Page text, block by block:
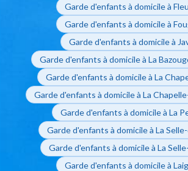
Garde d'enfants à domicile à
Garde d'enfants à domicile à
Garde d'enfants à domicile à
Garde d'enfants à domicile à La
Garde d'enfants à domicile à La
Garde d'enfants à domicile à La
Garde d'enfants à domicile à La
Garde d'enfants à domicile à La
Garde d'enfants à domicile à La
Garde d'enfants à domicile à